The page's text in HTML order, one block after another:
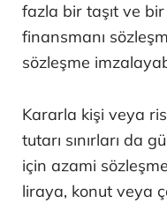
fazla bir taşıt ve bir
finansmanı
sözleşme
Kararla kişi veya
tutarı sınırları da
için azami
liraya, konut veya